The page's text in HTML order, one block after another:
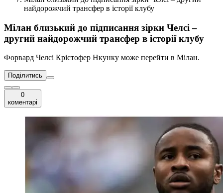
найдорожчий трансфер в історії клубу
Мілан близький до підписання зірки Челсі –
другий найдорожчий трансфер в історії клубу
Форвард Челсі Крістофер Нкунку може перейти в Мілан.
Поділитись
0
коментарі